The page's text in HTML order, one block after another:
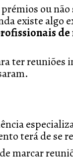
ou não
existe algo
ter reuniões
terá de se
marcar